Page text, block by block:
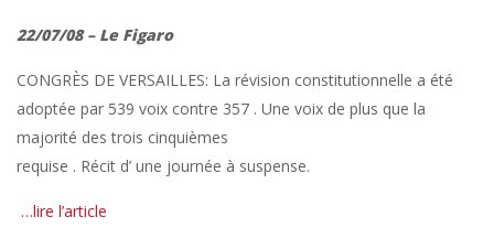
22/07/08 – Le Figaro
CONGRÈS DE VERSAILLES: La révision constitutionnelle a été
adoptée par 539 voix contre 357 . Une voix de plus que la
majorité des trois cinquièmes
requise . Récit d’ une journée à suspense.
…lire l’article